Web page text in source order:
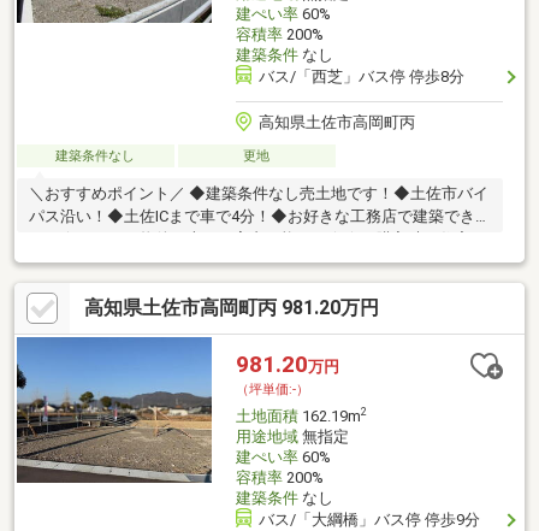
建ぺい率60%
容積率200%
建築条件なし
バス/「西芝」バス停 停歩8分
高知県土佐市高岡町丙
建築条件なし 更地
＼おすすめポイント／ ◆建築条件なし売土地です！◆土佐市バイ
パス沿い！◆土佐ICまで車で4分！◆お好きな工務店で建築できま
ーン相談も無料で承ります♪物件が気になったらお好きなタイミン
グでお気軽にお問い合わせください！資料請求フォームからは24
時間受付中☆ おうちと皆様のご縁を結ぶことが私たちの使命で
す。 皆様にお会いできますことを、心よりお待ち申し上げてお
ります 土地購入をお考えの方に好条件の売地が多数あります。
高知県土佐市高岡町丙 981.20万円
981.20万円
（坪単価:-）
土地面積162.19m2
用途地域無指定
建ぺい率60%
容積率200%
建築条件なし
バス/「大綱橋」バス停 停歩9分